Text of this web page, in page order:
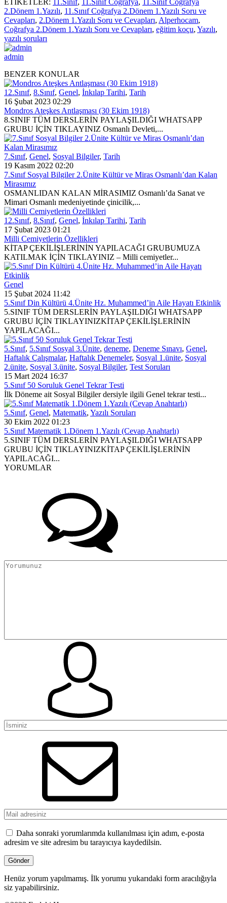
ETİKETLER: 11.Sınıf, 11.Sınıf Coğrafya,
11.Sınıf Coğrafya
2.Dönem 1.Yazılı, 11.Sınıf Coğrafya 2.Dönem 1.Yazılı Soru ve
Cevapları, 2.Dönem 1.Yazılı Soru ve Cevapları, Alperhocam,
Coğrafya 2.Dönem 1.Yazılı Soru ve Cevapları, eğitim koçu, Yazılı,
yazılı soruları
admin
BENZER KONULAR
12.Sınıf, 8.Sınıf, Genel, İnkılap Tarihi, Tarih
16 Şubat 2023 02:29
Mondros Ateşkes Antlaşması (30 Ekim 1918)
8.SINIF TÜM DERSLERİN PAYLAŞILDIĞI WHATSAPP
GRUBU İÇİN TIKLAYINIZ Osmanlı Devleti,...
7.Sınıf, Genel, Sosyal Bilgiler, Tarih
19 Kasım 2022 02:20
7.Sınıf Sosyal Bilgiler 2.Ünite Kültür ve Miras Osmanlı’dan Kalan
Mirasımız
OSMANLIDAN KALAN MİRASIMIZ Osmanlı’da Sanat ve
Mimari Osmanlı medeniyetinde çinicilik,...
12.Sınıf, 8.Sınıf, Genel, İnkılap Tarihi, Tarih
17 Şubat 2023 01:21
Milli Cemiyetlerin Özellikleri
KİTAP ÇEKİLİŞLERİNİN YAPILACAĞI GRUBUMUZA
KATILMAK İÇİN TIKLAYINIZ – Milli cemiyetler...
Genel
15 Şubat 2024 11:42
5.Sınıf Din Kültürü 4.Ünite Hz. Muhammed’in Aile Hayatı Etkinlik
5.SINIF TÜM DERSLERİN PAYLAŞILDIĞI WHATSAPP
GRUBU İÇİN TIKLAYINIZKİTAP ÇEKİLİŞLERİNİN
YAPILACAĞI...
5.Sınıf, 5.Sınıf Sosyal 3.Ünite, deneme, Deneme Sınavı, Genel,
Haftalık Çalışmalar, Haftalık Denemeler, Sosyal 1.ünite, Sosyal
2.ünite, Sosyal 3.ünite, Sosyal Bilgiler, Test Soruları
15 Mart 2024 16:37
5.Sınıf 50 Soruluk Genel Tekrar Testi
İlk Döneme ait Sosyal Bilgiler dersiyle ilgili Genel tekrar testi...
5.Sınıf, Genel, Matematik, Yazılı Soruları
30 Ekim 2022 01:23
5.Sınıf Matematik 1.Dönem 1.Yazılı (Cevap Anahtarlı)
5.SINIF TÜM DERSLERİN PAYLAŞILDIĞI WHATSAPP
GRUBU İÇİN TIKLAYINIZKİTAP ÇEKİLİŞLERİNİN
YAPILACAĞI...
YORUMLAR
Daha sonraki yorumlarımda kullanılması için adım, e-posta
adresim ve site adresim bu tarayıcıya kaydedilsin.
Henüz yorum yapılmamış. İlk yorumu yukarıdaki form aracılığıyla
siz yapabilirsiniz.